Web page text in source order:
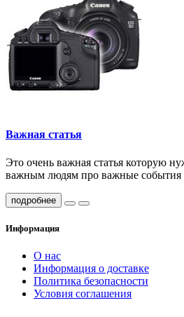
Важная статья
Это очень важная статья которую
важным людям про важные
подробнее
Информация
О нас
Информация о доставке
Политика безопасности
Условия соглашения